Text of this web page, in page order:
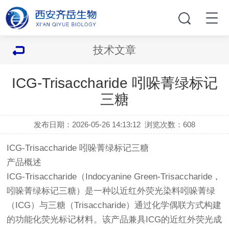
技术文章
ICG-Trisaccharide 吲哚菁绿标记
三糖
发布日期：2026-05-26 14:13:12 浏览次数：608
ICG-Trisaccharide 吲哚菁绿标记三糖
产品概述
ICG-Trisaccharide（Indocyanine Green-Trisaccharide，
吲哚菁绿标记三糖）是一种以近红外荧光染料吲哚菁绿
（ICG）与三糖（Trisaccharide）通过化学偶联方式构建
的功能化荧光标记材料。该产品兼具ICG的近红外荧光成